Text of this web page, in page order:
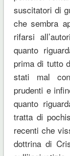
suscitatori di
che sembra
rifarsi
quanto
prima di tutto
stati mal
prudenti e
quanto
tratta di
recenti che
dottrina di